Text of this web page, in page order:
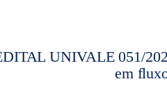
UNIVALE 051/
em